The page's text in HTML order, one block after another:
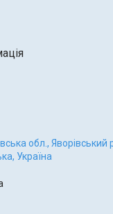
обл., Яворівський
Україна